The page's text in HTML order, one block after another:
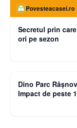
Povesteacasei.ro
Secretul prin
ori pe sezon
Dino Parc
Impact de peste